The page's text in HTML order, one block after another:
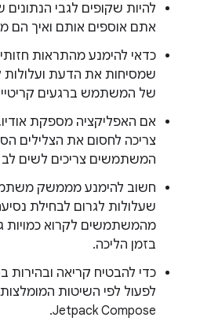
להיות שקופים לגבי
אתם אוספים אותם ואיך הם
כדאי להימנע מהתראות
שמסיחות את הדעת
של המשתמש ברגעים
אם האפליקציה מספקת
צריכה לחסום את הצלילים
המשתמשים צריכים לשים
חשוב להימנע מממשק
שעלולות לגרום לבחילת
מהמשתמשים לקרוא כמויות
בזמן הליכה.
כדי להבטיח קריאה ובהירות
Jetpack Compose.